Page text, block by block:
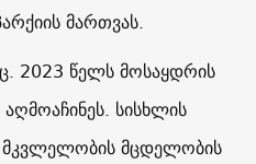
მართვას.
2023 წელს მოსაყდრის
სისხლის
მკვლელობის მცდელობის